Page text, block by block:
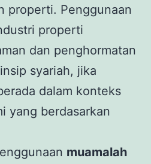
properti. Penggunaan
properti
dan penghormatan
syariah, jika
dalam konteks
yang berdasarkan
muamalah